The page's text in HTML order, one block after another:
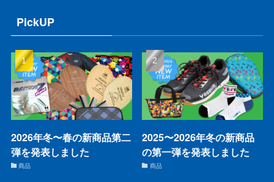
PickUP
2026年冬〜春の新商品第二
弾を発表しました
商品
2025〜2026年冬の新商品
の第一弾を発表しました
商品